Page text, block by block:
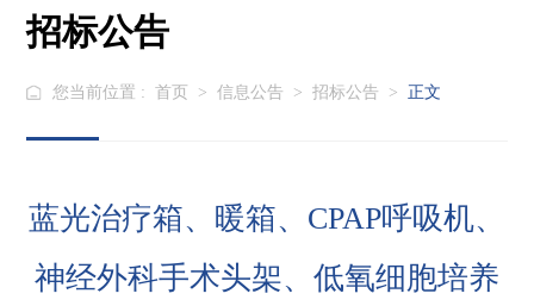
招标公告
您当前位置 : 首页 > 信息公告 > 招标公告 > 正文
蓝光治疗箱、暖箱、CPAP呼吸机、
神经外科手术头架、低氧细胞培养